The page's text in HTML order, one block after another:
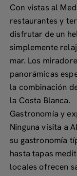
Con vistas al
restaurantes y
disfrutar de un
simplemente
mar. Los
panorámicas
la combinación
la Costa Blanca.
Gastronomía y
Ninguna visita a
su gastronomía
hasta tapas
locales ofrecen